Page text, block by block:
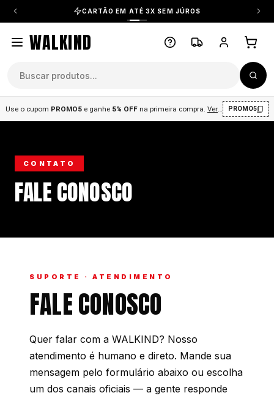
CARTÃO EM ATÉ 3X SEM JÚROS
WALKIND
Use o cupom PROMO5 e ganhe 5% OFF na primeira compra Ver condições .
PROMO5
CONTATO
FALE CONOSCO
SUPORTE · ATENDIMENTO
FALE CONOSCO
Quer falar com a WALKIND? Nosso
atendimento é humano e direto. Mande sua
mensagem pelo formulário abaixo ou escolha
um dos canais oficiais — a gente responde